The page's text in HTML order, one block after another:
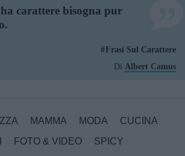
carattere bisogna pur
Frasi Sul Carattere
Di Albert Camus
MAMMA MODA
CUCINA
FOTO & VIDEO SPICY